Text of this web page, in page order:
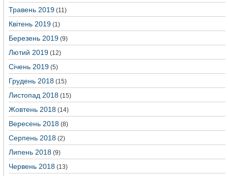
Травень 2019 (11)
Квітень 2019 (1)
Березень 2019 (9)
Лютий 2019 (12)
Січень 2019 (5)
Грудень 2018 (15)
Листопад 2018 (15)
Жовтень 2018 (14)
Вересень 2018 (8)
Серпень 2018 (2)
Липень 2018 (9)
Червень 2018 (13)